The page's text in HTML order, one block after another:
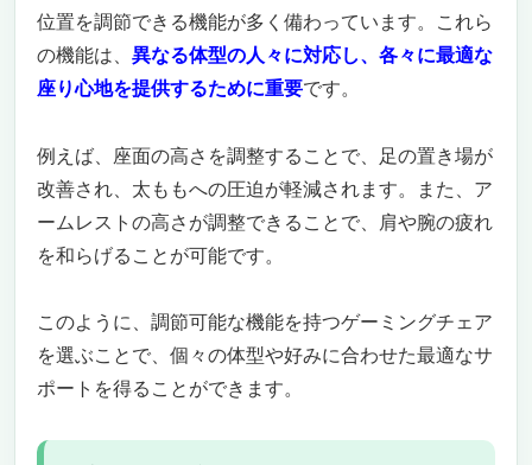
位置を調節できる機能が多く備わっています。これら
の機能は、 異なる体型の人々に対応し、各々に最適な
座り心地を提供するために重要です。
例えば、座面の高さを調整することで、足の置き場が
改善され、太ももへの圧迫が軽減されます。また、ア
ームレストの高さが調整できることで、肩や腕の疲れ
を和らげることが可能です。
このように、調節可能な機能を持つゲーミングチェア
を選ぶことで、個々の体型や好みに合わせた最適なサ
ポートを得ることができます。